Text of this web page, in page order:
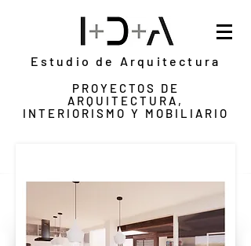
Estudio de Arquitectura
PROYECTOS DE
ARQUITECTURA,
INTERIORISMO Y MOBILIARIO